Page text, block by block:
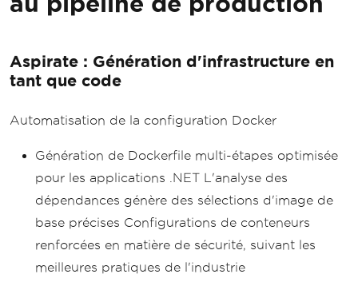
Aspirate : Génération d'infrastructure en
tant que code
Automatisation de la configuration Docker
Génération de Dockerfile multi-étapes optimisée
pour les applications .NET L'analyse des
dépendances génère des sélections d'image de
base précises Configurations de conteneurs
renforcées en matière de sécurité, suivant les
meilleures pratiques de l'industrie